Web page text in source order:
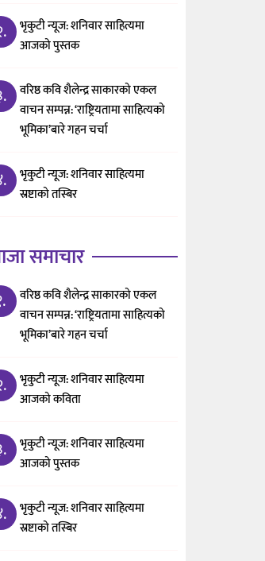
भृकुटी न्यूज: शनिवार साहित्यमा
आजको पुस्तक
वरिष्ठ कवि शैलेन्द्र साकारको एकल
वाचन सम्पन्न: ‘राष्ट्रियतामा साहित्यको
भूमिका’बारे गहन चर्चा
भृकुटी न्यूज: शनिवार साहित्यमा
स्रष्टाको तस्बिर
समाचार
वरिष्ठ कवि शैलेन्द्र साकारको एकल
वाचन सम्पन्न: ‘राष्ट्रियतामा साहित्यको
भूमिका’बारे गहन चर्चा
भृकुटी न्यूज: शनिवार साहित्यमा
आजको कविता
भृकुटी न्यूज: शनिवार साहित्यमा
आजको पुस्तक
भृकुटी न्यूज: शनिवार साहित्यमा
स्रष्टाको तस्बिर